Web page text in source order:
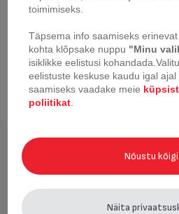
igapäevaseks toiduvalmistamiseks.
Hiljuti vaadatud
toimimiseks.
Täpsema info saamiseks
kohta klõpsake nuppu "Minu
isiklikke eelistusi kohandada.
eelistuste keskuse kaudu igal ajal
saamiseks vaadake meie
poliitikat
Nõustu
Näita